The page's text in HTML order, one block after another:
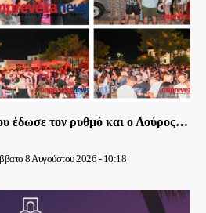
έδωσε τον ρυθμό και ο Λούρος…
8 Αυγούστου 2026 - 10:18